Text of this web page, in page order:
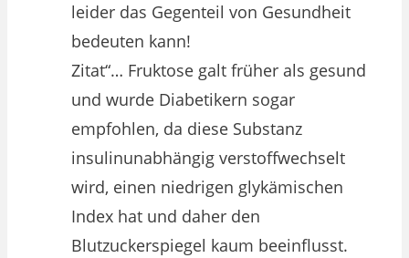
leider das Gegenteil von Gesundheit
bedeuten kann!
Zitat“… Fruktose galt früher als gesund
und wurde Diabetikern sogar
empfohlen, da diese Substanz
insulinunabhängig verstoffwechselt
wird, einen niedrigen glykämischen
Index hat und daher den
Blutzuckerspiegel kaum beeinflusst.